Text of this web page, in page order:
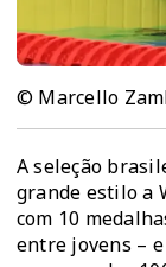
© Marcello
A seleção
grande estilo a
com 10
entre jovens –